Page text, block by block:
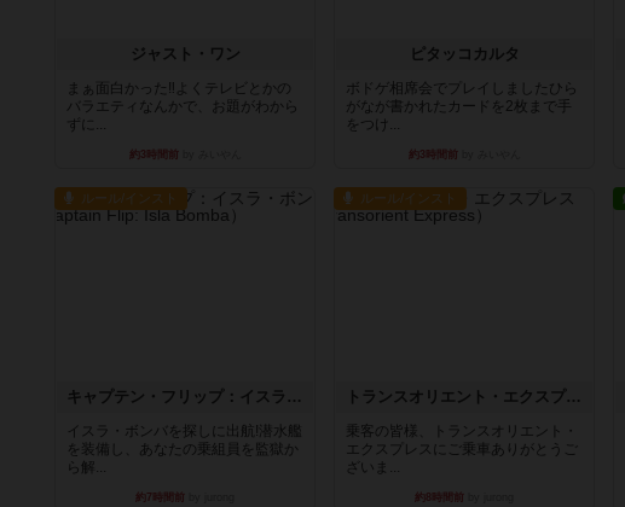
ジャスト・ワン
まぁ面白かった‼️よくテレビとかの
バラエティなんかで、お題がわから
ずに...
約3時間前
ピタッコカルタ
ボドゲ相席会でプレイしましたひら
がなが書かれたカードを2枚まで手
をつけ...
約3時間前
ルール/インスト
キャプテン・フリップ：イスラ・ボンバ
イスラ・ボンバを探しに出航!潜水艦
を装備し、あなたの乗組員を監獄か
ら解...
約7時間前
ルール/インスト
トランスオリエント・エクスプレス
乗客の皆様、トランスオリエント・
エクスプレスにご乗車ありがとうご
ざいま...
約8時間前